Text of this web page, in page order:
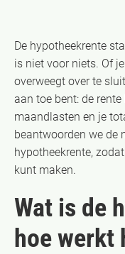
De hypotheekrente
is niet voor niets. Of
overweegt over te
aan toe bent: de
maandlasten en je
beantwoorden we de
hypotheekrente,
kunt maken.
Wat is de
hoe werkt